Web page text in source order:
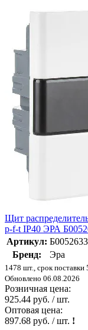
Щит
p-f-t IP40 ЭРА
Артикул: Б0052633
Бренд:
Эра
1478 шт., срок поставки
Обновлено 06.08.2026
Розничная цена:
925.44 руб. / шт.
Оптовая цена:
897.68 руб. / шт. !